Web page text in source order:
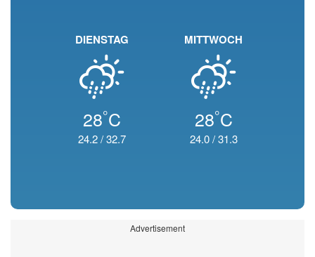
DIENSTAG
28°C
24.2/32.7
MITTWOCH
28°C
24.0/31.3
Advertisement